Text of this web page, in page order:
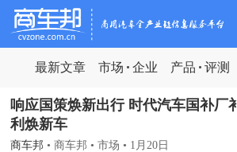
最新文章 市场 企业 产品 评测
响应国策焕新出行 时代汽车国补厂
利焕新车
商车邦 • 商车邦 • 市场 • 1月20日